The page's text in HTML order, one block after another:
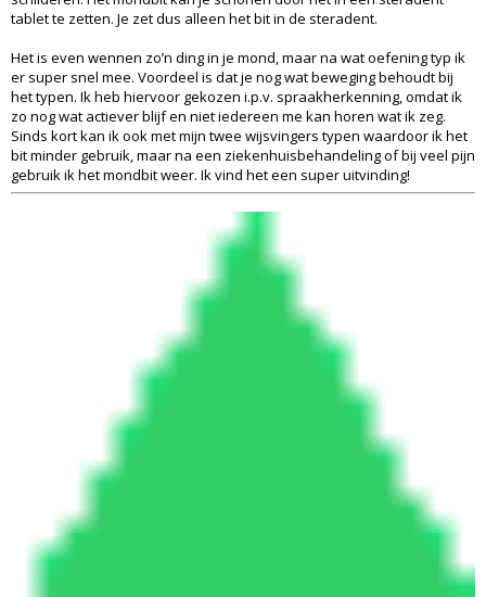
tablet te zetten. Je zet dus alleen het bit in de steradent.
Het is even wennen zo’n ding in je mond, maar na wat oefening typ ik
er super snel mee. Voordeel is dat je nog wat beweging behoudt bij
het typen. Ik heb hiervoor gekozen i.p.v. spraakherkenning, omdat ik
zo nog wat actiever blijf en niet iedereen me kan horen wat ik zeg.
Sinds kort kan ik ook met mijn twee wijsvingers typen waardoor ik het
bit minder gebruik, maar na een ziekenhuisbehandeling of bij veel pijn
gebruik ik het mondbit weer. Ik vind het een super uitvinding!